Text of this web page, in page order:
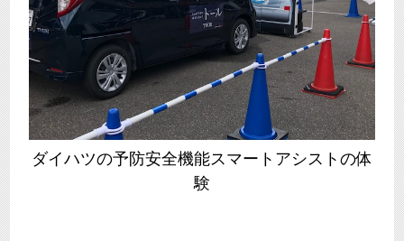
ダイハツの予防安全機能スマートアシストの体
験